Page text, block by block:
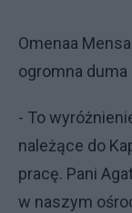
Omenaa
ogromna duma
- To
należące do
pracę. Pani
w naszym